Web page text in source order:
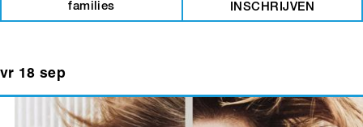
families INSCHRIJVEN
vr 18 sep